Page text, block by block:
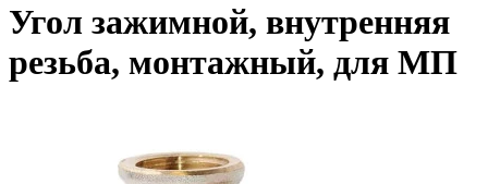
Угол зажимной, внутренняя
резьба, монтажный, для МП